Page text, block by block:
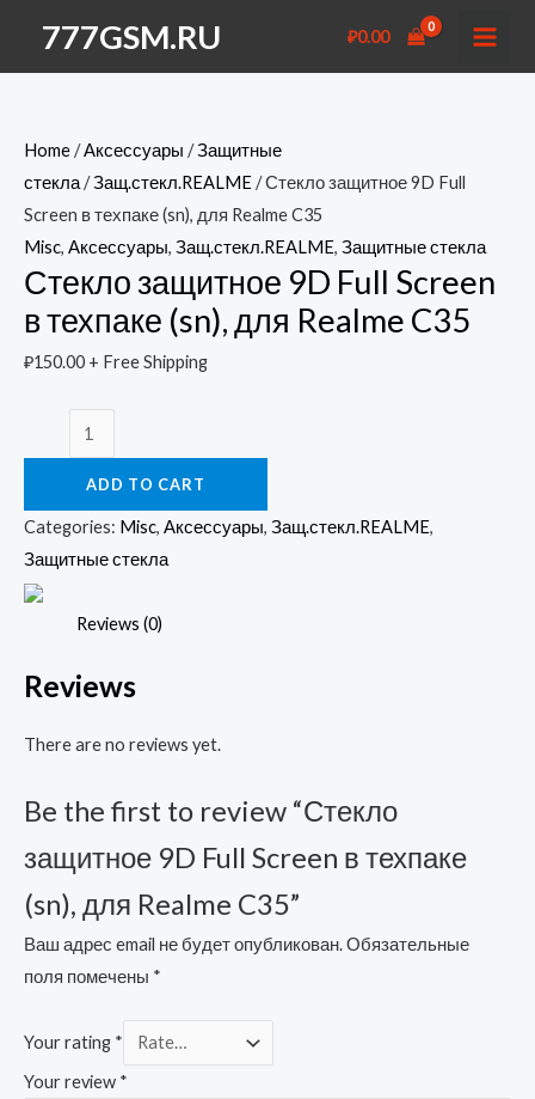
содержимому
777GSM.RU ₽0.00
Home/Аксессуары /Защитные
стекла/Защ.стекл.REALME/ Стекло защитное 9D Full
Screen в техпаке (sn), для Realme C35
Misc, Аксессуары, Защ.стекл.REALME, Защитные стекла
Стекло защитное 9D Full Screen
в техпаке (sn), для Realme C35
₽150.00 + Free Shipping
защитное
Full
Screen
в
техпаке
для
C35
ADD TO CART
Categories: Misc, Аксессуары, Защ.стекл.REALME,
Защитные стекла
Reviews (0)
Reviews
There are no reviews yet.
Be the first to review “Стекло
защитное 9D Full Screen в техпаке
(sn), для Realme C35”
Ваш адрес email не будет опубликован.Обязательные
поля помечены *
Your rating *
Your review *